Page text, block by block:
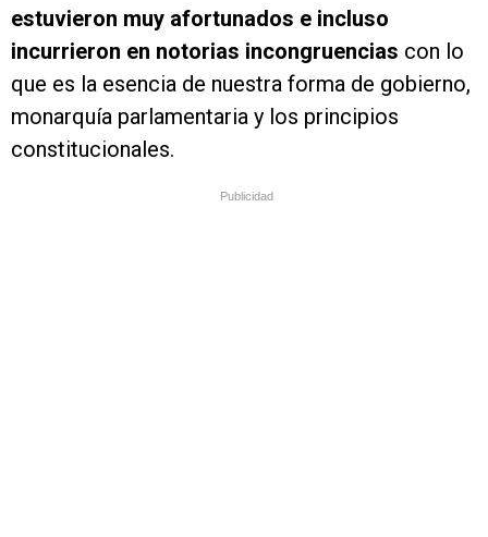
estuvieron muy afortunados e incluso
incurrieron en notorias incongruencias con lo
que es la esencia de nuestra forma de gobierno,
monarquía parlamentaria y los principios
constitucionales.
Publicidad